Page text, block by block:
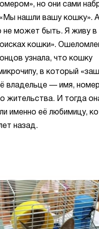
но они сами
«Мы нашли вашу кошку».
не может быть. Я живу в
кошки».
узнала, что кошку
в который
владельце — имя, номер
жительства. И тогда
именно её любимицу,
назад.